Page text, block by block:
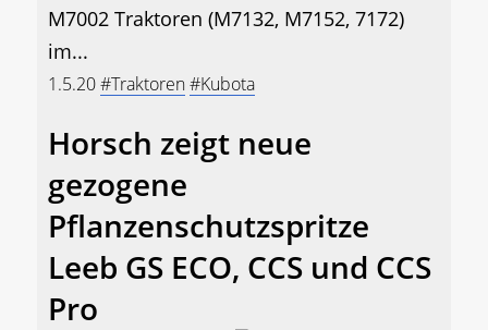
M7002 Traktoren (M7132, M7152, 7172)
im...
1.5.20#Traktoren#Kubota
Horsch zeigt neue
gezogene
Pflanzenschutzspritze
Leeb GS ECO, CCS und CCS
Pro